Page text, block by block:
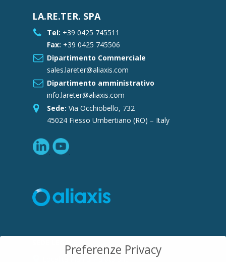
LA.RE.TER. SPA
Tel: +39 0425 745511
Fax: +39 0425 745506
Dipartimento Commerciale
sales.lareter@aliaxis.com
Dipartimento amministrativo
info.lareter@aliaxis.com
Sede: Via Occhiobello, 732
45024 Fiesso Umbertiano (RO) – Italy
Preferenze Privacy